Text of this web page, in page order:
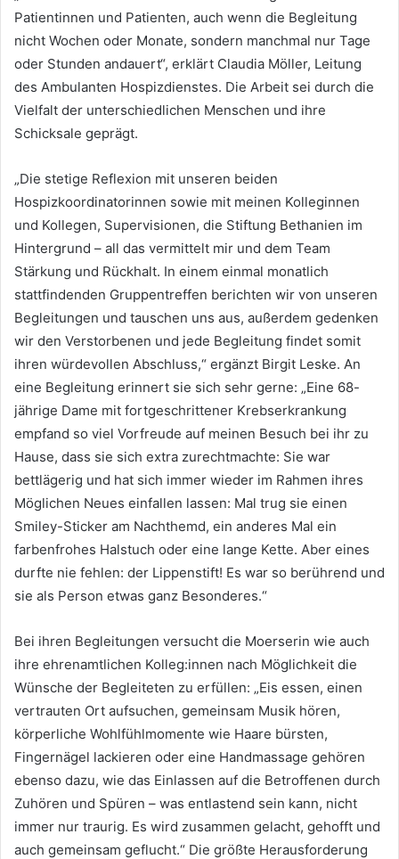
Patientinnen und Patienten, auch wenn die Begleitung
nicht Wochen oder Monate, sondern manchmal nur Tage
oder Stunden andauert“, erklärt Claudia Möller, Leitung
des Ambulanten Hospizdienstes. Die Arbeit sei durch die
Vielfalt der unterschiedlichen Menschen und ihre
Schicksale geprägt.
„Die stetige Reflexion mit unseren beiden
Hospizkoordinatorinnen sowie mit meinen Kolleginnen
und Kollegen, Supervisionen, die Stiftung Bethanien im
Hintergrund – all das vermittelt mir und dem Team
Stärkung und Rückhalt. In einem einmal monatlich
stattfindenden Gruppentreffen berichten wir von unseren
Begleitungen und tauschen uns aus, außerdem gedenken
wir den Verstorbenen und jede Begleitung findet somit
ihren würdevollen Abschluss,“ ergänzt Birgit Leske. An
eine Begleitung erinnert sie sich sehr gerne: „Eine 68-
jährige Dame mit fortgeschrittener Krebserkrankung
empfand so viel Vorfreude auf meinen Besuch bei ihr zu
Hause, dass sie sich extra zurechtmachte: Sie war
bettlägerig und hat sich immer wieder im Rahmen ihres
Möglichen Neues einfallen lassen: Mal trug sie einen
Smiley-Sticker am Nachthemd, ein anderes Mal ein
farbenfrohes Halstuch oder eine lange Kette. Aber eines
durfte nie fehlen: der Lippenstift! Es war so berührend und
sie als Person etwas ganz Besonderes.“
Bei ihren Begleitungen versucht die Moerserin wie auch
ihre ehrenamtlichen Kolleg:innen nach Möglichkeit die
Wünsche der Begleiteten zu erfüllen: „Eis essen, einen
vertrauten Ort aufsuchen, gemeinsam Musik hören,
körperliche Wohlfühlmomente wie Haare bürsten,
Fingernägel lackieren oder eine Handmassage gehören
ebenso dazu, wie das Einlassen auf die Betroffenen durch
Zuhören und Spüren – was entlastend sein kann, nicht
immer nur traurig. Es wird zusammen gelacht, gehofft und
auch gemeinsam geflucht.“ Die größte Herausforderung